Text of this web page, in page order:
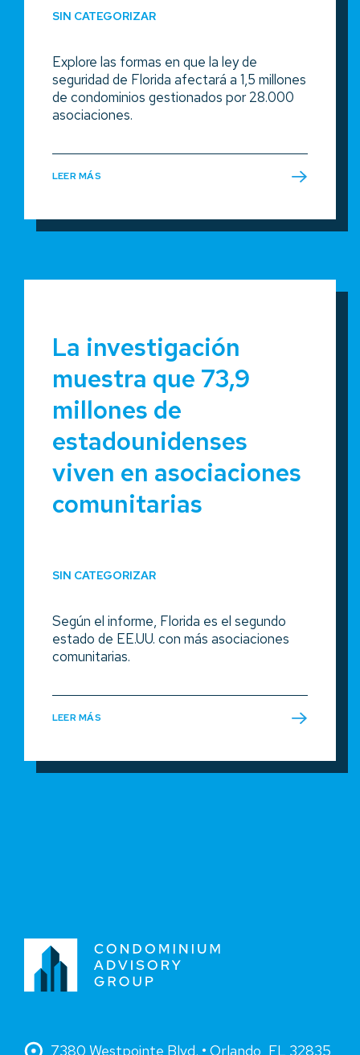
SIN CATEGORIZAR
Explore las formas en que la ley de
seguridad de Florida afectará a 1,5 millones
de condominios gestionados por 28.000
asociaciones.
LEER MÁS
La investigación
muestra que 73,9
millones de
estadounidenses
viven en asociaciones
comunitarias
SIN CATEGORIZAR
Según el informe, Florida es el segundo
estado de EE.UU. con más asociaciones
comunitarias.
LEER MÁS
7380 Westpointe Blvd. • Orlando, FL 32835